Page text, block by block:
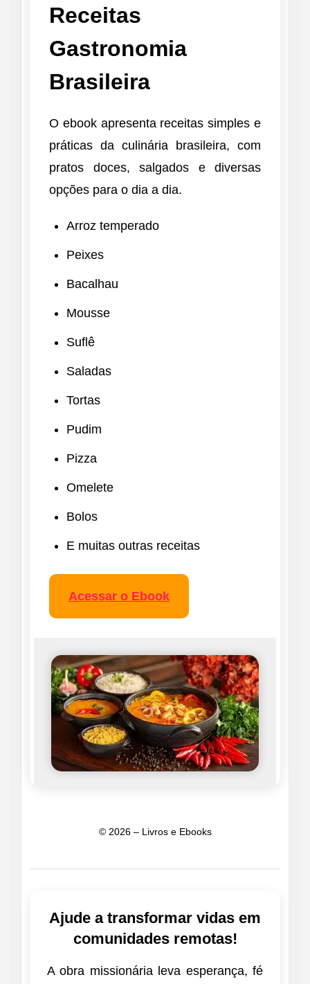
Receitas
Gastronomia
Brasileira
O ebook apresenta receitas simples e
práticas da culinária brasileira, com
pratos doces, salgados e diversas
opções para o dia a dia.
Arroz temperado
Peixes
Bacalhau
Mousse
Suflê
Saladas
Tortas
Pudim
Pizza
Omelete
Bolos
E muitas outras receitas
Acessar o Ebook
© 2026 – Livros e Ebooks
Ajude a transformar vidas em
comunidades remotas!
A obra missionária leva esperança, fé